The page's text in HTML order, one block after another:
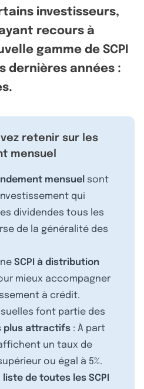
investisseurs,
recours à
gamme de SCPI
dernières années :
retenir sur les
mensuel
mensuel sont
qui
dividendes tous les
de la généralité des
SCPI à distribution
mieux accompagner
à crédit.
font partie des
plus attractifs : À part
un taux de
ou égal à 5%.
liste de toutes les SCPI